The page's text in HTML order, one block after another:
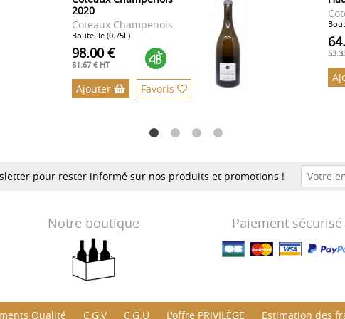
2020
Coteaux Champenois
Bouteille (0.75L)
98.00 €
81.67 € HT
Ajouter Favoris
pour rester informé sur nos produits et promotions !
Notre boutique Paiement sécurisé
Qualité C.G.V C.G.U L'offre PRIVILÈGE Estimation des